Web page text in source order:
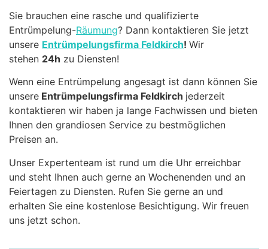
Sie brauchen eine rasche und qualifizierte
Entrümpelung-Räumung? Dann kontaktieren Sie jetzt
unsere Entrümpelungsfirma Feldkirch! Wir
stehen 24h zu Diensten!
Wenn eine Entrümpelung angesagt ist dann können Sie
unsere Entrümpelungsfirma Feldkirch jederzeit
kontaktieren wir haben ja lange Fachwissen und bieten
Ihnen den grandiosen Service zu bestmöglichen
Preisen an.
Unser Expertenteam ist rund um die Uhr erreichbar
und steht Ihnen auch gerne an Wochenenden und an
Feiertagen zu Diensten. Rufen Sie gerne an und
erhalten Sie eine kostenlose Besichtigung. Wir freuen
uns jetzt schon.